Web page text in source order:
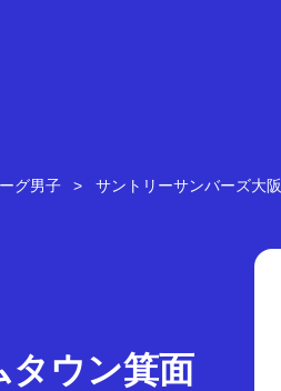
グ男子 サントリーサンバーズ大阪
タウン箕面